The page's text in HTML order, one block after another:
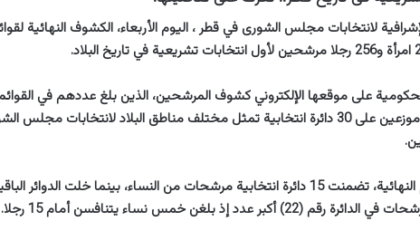
لانتخابات مجلس الشورى في قطر ، اليوم الأربعاء، الكشوف النهائية
بينهم 28 امرأة، موزعين على 30 دائرة انتخابية تمثل مختلف مناطق البلاد لانتخابات
وبحسب القوائم النهائية، تضمنت 15 دائرة انتخابية مرشحات من النساء، بينما خلت
أكبر عدد إذ بلغن خمس نساء يتنافسن أمام 15 رجلا.